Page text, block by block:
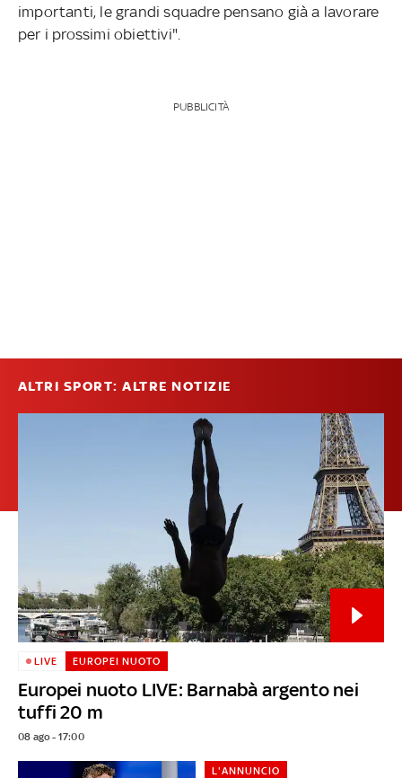
importanti, le grandi squadre pensano già a lavorare
per i prossimi obiettivi".
PUBBLICITÀ
ALTRI SPORT: ALTRE NOTIZIE
Europei nuoto LIVE: Barnabà argento nei
tuffi 20 m
LIVE EUROPEI NUOTO
08 ago - 17:00
L'ANNUNCIO